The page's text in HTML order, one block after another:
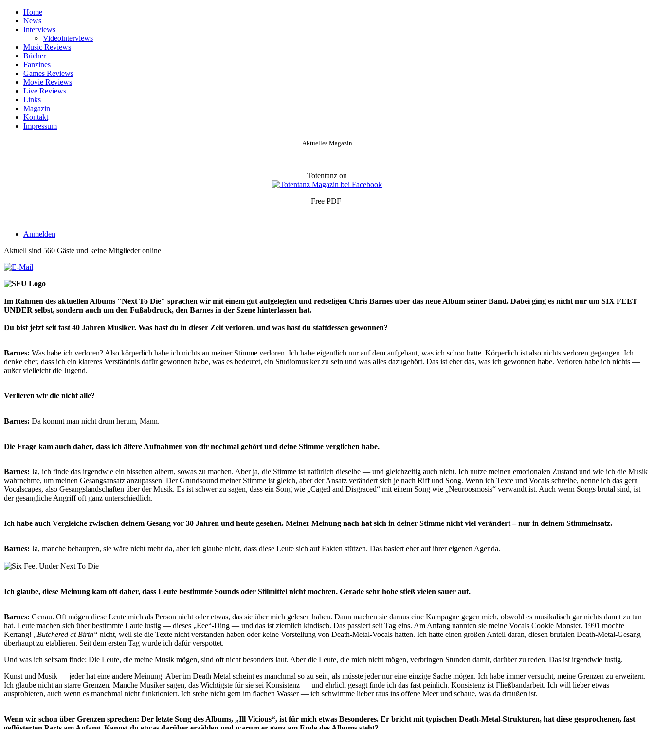
Home
News
Interviews
Videointerviews
Music Reviews
Bücher
Fanzines
Games Reviews
Movie Reviews
Live Reviews
Links
Magazin
Kontakt
Impressum
Aktuelles Magazin
Totentanz on
Free PDF
Anmelden
Aktuell sind 560 Gäste und keine Mitglieder online
Im Rahmen des aktuellen Albums "Next To Die" sprachen wir mit einem gut aufgelegten und redseligen Chris Barnes über das neue Album seiner Band. Dabei ging es nicht nur um SIX FEET
UNDER selbst, sondern auch um den Fußabdruck, den Barnes in der Szene hinterlassen hat.
Du bist jetzt seit fast 40 Jahren Musiker. Was hast du in dieser Zeit verloren, und was hast du stattdessen gewonnen?
Barnes: Was habe ich verloren? Also körperlich habe ich nichts an meiner Stimme verloren. Ich habe eigentlich nur auf dem aufgebaut, was ich schon hatte. Körperlich ist also nichts verloren gegangen. Ich
denke eher, dass ich ein klareres Verständnis dafür gewonnen habe, was es bedeutet, ein Studiomusiker zu sein und was alles dazugehört. Das ist eher das, was ich gewonnen habe. Verloren habe ich nichts —
außer vielleicht die Jugend.
Verlieren wir die nicht alle?
Barnes: Da kommt man nicht drum herum, Mann.
Die Frage kam auch daher, dass ich ältere Aufnahmen von dir nochmal gehört und deine Stimme verglichen habe.
Barnes: Ja, ich finde das irgendwie ein bisschen albern, sowas zu machen. Aber ja, die Stimme ist natürlich dieselbe — und gleichzeitig auch nicht. Ich nutze meinen emotionalen Zustand und wie ich die Musik
wahrnehme, um meinen Gesangsansatz anzupassen. Der Grundsound meiner Stimme ist gleich, aber der Ansatz verändert sich je nach Riff und Song. Wenn ich Texte und Vocals schreibe, nenne ich das gern
Vocalscapes, also Gesangslandschaften über der Musik. Es ist schwer zu sagen, dass ein Song wie „Caged and Disgraced“ mit einem Song wie „Neuroosmosis“ verwandt ist. Auch wenn Songs brutal sind, ist
der gesangliche Angriff oft ganz unterschiedlich.
Ich habe auch Vergleiche zwischen deinem Gesang vor 30 Jahren und heute gesehen. Meiner Meinung nach hat sich in deiner Stimme nicht viel verändert – nur in deinem Stimmeinsatz.
Barnes: Ja, manche behaupten, sie wäre nicht mehr da, aber ich glaube nicht, dass diese Leute sich auf Fakten stützen. Das basiert eher auf ihrer eigenen Agenda.
Ich glaube, diese Meinung kam oft daher, dass Leute bestimmte Sounds oder Stilmittel nicht mochten. Gerade sehr hohe stieß vielen sauer auf.
Barnes: Genau. Oft mögen diese Leute mich als Person nicht oder etwas, das sie über mich gelesen haben. Dann machen sie daraus eine Kampagne gegen mich, obwohl es musikalisch gar nichts damit zu tun
hat. Leute machen sich über bestimmte Laute lustig — dieses „Eee“-Ding — und das ist ziemlich kindisch. Das passiert seit Tag eins. Am Anfang nannten sie meine Vocals Cookie Monster. 1991 mochte
Kerrang! „Butchered at Birth“ nicht, weil sie die Texte nicht verstanden haben oder keine Vorstellung von Death-Metal-Vocals hatten. Ich hatte einen großen Anteil daran, diesen brutalen Death-Metal-Gesang
überhaupt zu etablieren. Seit dem ersten Tag wurde ich dafür verspottet.
Und was ich seltsam finde: Die Leute, die meine Musik mögen, sind oft nicht besonders laut. Aber die Leute, die mich nicht mögen, verbringen Stunden damit, darüber zu reden. Das ist irgendwie lustig.
Kunst und Musik — jeder hat eine andere Meinung. Aber im Death Metal scheint es manchmal so zu sein, als müsste jeder nur eine einzige Sache mögen. Ich habe immer versucht, meine Grenzen zu erweitern.
Ich glaube nicht an starre Grenzen. Manche Musiker sagen, das Wichtigste für sie sei Konsistenz — und ehrlich gesagt finde ich das fast peinlich. Konsistenz ist Fließbandarbeit. Ich will lieber etwas
ausprobieren, auch wenn es manchmal nicht funktioniert. Ich stehe nicht gern im flachen Wasser — ich schwimme lieber raus ins offene Meer und schaue, was da draußen ist.
Wenn wir schon über Grenzen sprechen: Der letzte Song des Albums, „Ill Vicious“, ist für mich etwas Besonderes. Er bricht mit typischen Death-Metal-Strukturen, hat diese gesprochenen, fast